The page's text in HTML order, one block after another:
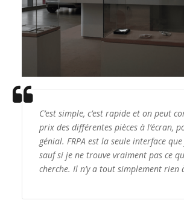
C’est simple, c’est rapide et on peut
prix des différentes pièces à l’écran,
génial. FRPA est la seule interface que
sauf si je ne trouve vraiment pas ce
cherche. Il n’y a tout simplement rien